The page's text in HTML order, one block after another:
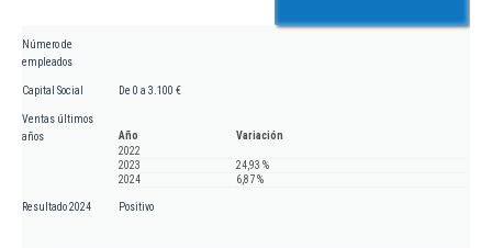
Número de
empleados
Capital Social De 0 a 3.100 €
Ventas últimos
años
Año
Variación
2022
2023
24,93 %
2024
6,87 %
Resultado 2024 Positivo